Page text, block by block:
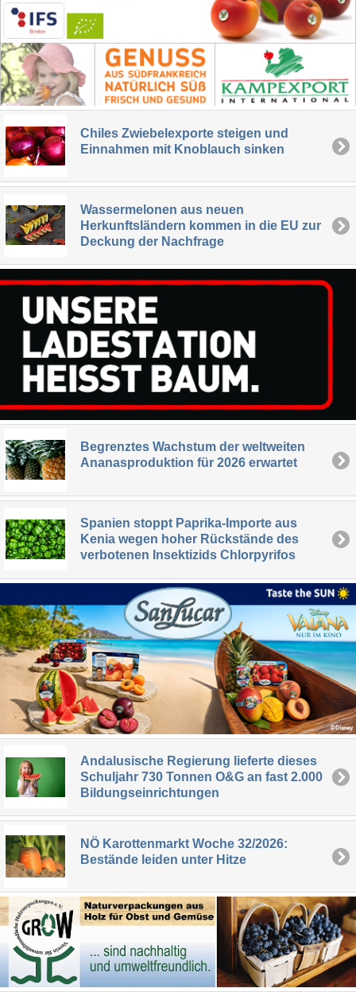
Chiles Zwiebelexporte steigen und
Einnahmen mit Knoblauch sinken
Wassermelonen aus neuen
Herkunftsländern kommen in die EU zur
Deckung der Nachfrage
Begrenztes Wachstum der weltweiten
Ananasproduktion für 2026 erwartet
Spanien stoppt Paprika-Importe aus
Kenia wegen hoher Rückstände des
verbotenen Insektizids Chlorpyrifos
Andalusische Regierung lieferte dieses
Schuljahr 730 Tonnen O&G an fast 2.000
Bildungseinrichtungen
NÖ Karottenmarkt Woche 32/2026:
Bestände leiden unter Hitze